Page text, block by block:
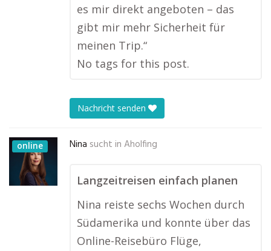
es mir direkt angeboten – das
gibt mir mehr Sicherheit für
meinen Trip.“
No tags for this post.
Nachricht senden
online Nina sucht in Aholfing
Langzeitreisen einfach planen
Nina reiste sechs Wochen durch
Südamerika und konnte über das
Online-Reisebüro Flüge,